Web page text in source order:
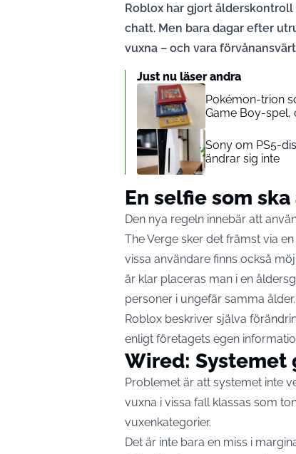
Roblox har gjort
chatt. Men bara dagar efter
vuxna – och vara
Just nu läser andra
Pokémon-trion
Game Boy-spel,
Sony om PS5-
ändrar sig inte
En selfie som
Den nya regeln innebär att
The Verge sker det främst via
vissa användare finns också
är klar placeras man i en
personer i ungefär samma ålder.
Roblox beskriver själva
enligt företagets egen
Wired: Systemet
Problemet är att systemet inte
vuxna i vissa fall klassas som
vuxenkategorier.
Det är inte bara en miss i